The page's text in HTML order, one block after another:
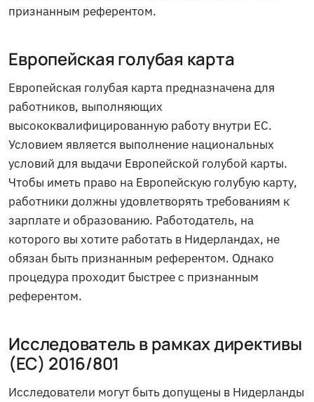
признанным референтом.
Европейская голубая карта
Европейская голубая карта предназначена для
работников, выполняющих
высококвалифицированную работу внутри ЕС.
Условием является выполнение национальных
условий для выдачи Европейской голубой карты.
Чтобы иметь право на Европейскую голубую карту,
работники должны удовлетворять требованиям к
зарплате и образованию. Работодатель, на
которого вы хотите работать в Нидерландах, не
обязан быть признанным референтом. Однако
процедура проходит быстрее с признанным
референтом.
Исследователь в рамках директивы
(ЕС) 2016/801
Исследователи могут быть допущены в Нидерланды